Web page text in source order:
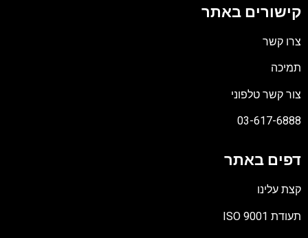
קישורים באתר
צרו קשר
תמיכה
צור קשר טלפוני
03-617-6888
דפים באתר
קצת עלינו
תעודת ISO 9001